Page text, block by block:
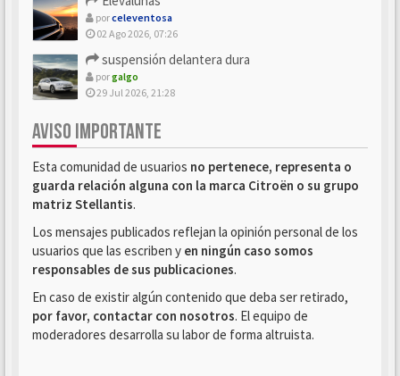
porceleventosa
02 Ago 2026, 07:26
suspensión delantera dura
porgalgo
29 Jul 2026, 21:28
AVISO IMPORTANTE
Esta comunidad de usuarios no pertenece, representa o
guarda relación alguna con la marca Citroën o su grupo
matriz Stellantis.
Los mensajes publicados reflejan la opinión personal de los
usuarios que las escriben y en ningún caso somos
responsables de sus publicaciones.
En caso de existir algún contenido que deba ser retirado,
por favor, contactar con nosotros. El equipo de
moderadores desarrolla su labor de forma altruista.